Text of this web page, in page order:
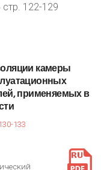
122-129
камеры
применяемыхв
133